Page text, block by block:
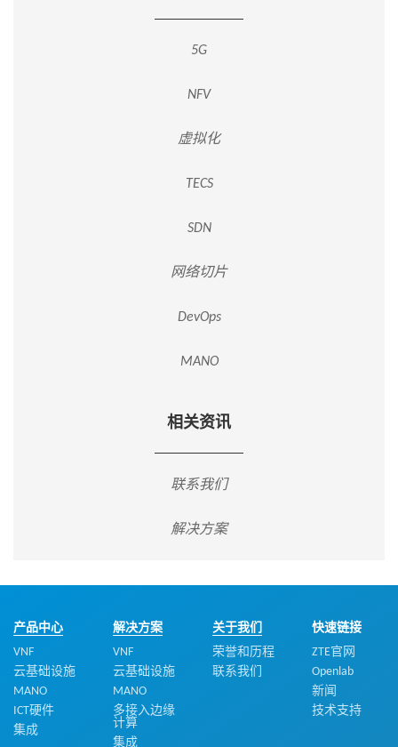
5G
NFV
虚拟化
TECS
SDN
网络切片
DevOps
MANO
相关资讯
联系我们
解决方案
产品中心
VNF
云基础设施
MANO
ICT硬件
集成
解决方案
VNF
云基础设施
MANO
多接入边缘
计算
集成
关于我们
荣誉和历程
联系我们
快速链接
ZTE官网
Openlab
新闻
技术支持